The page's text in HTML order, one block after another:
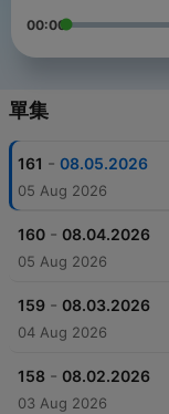
00:00
單集
161 - 08.05.2026
05 Aug 2026
160 - 08.04.2026
05 Aug 2026
159 - 08.03.2026
04 Aug 2026
158 - 08.02.2026
03 Aug 2026